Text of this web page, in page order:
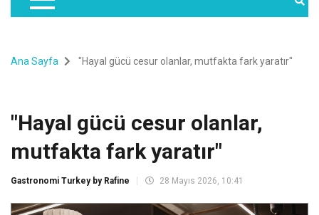
Ana Sayfa "Hayal gücü cesur olanlar, mutfakta fark yaratır"
"Hayal gücü cesur olanlar,
mutfakta fark yaratır"
Gastronomi Turkey by Rafine 28 Mayıs 2026, 10:41